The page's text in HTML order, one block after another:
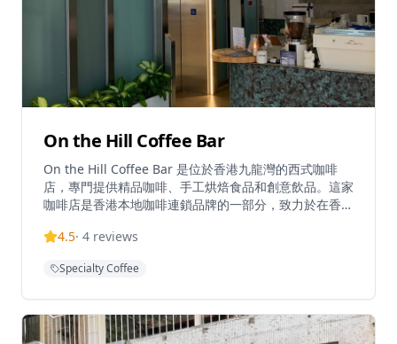
On the Hill Coffee Bar
On the Hill Coffee Bar 是位於香港九龍灣的西式咖啡
店，專門提供精品咖啡、手工烘焙食品和創意飲品。這家
咖啡店是香港本地咖啡連鎖品牌的一部分，致力於在香港
忙的工業區，這家餐廳提供更安靜舒適的環境。咖啡店使
所。從港鐵牛頭角站B6出口步行約3分鐘即可到達。
4.5· 4 reviews
Specialty Coffee